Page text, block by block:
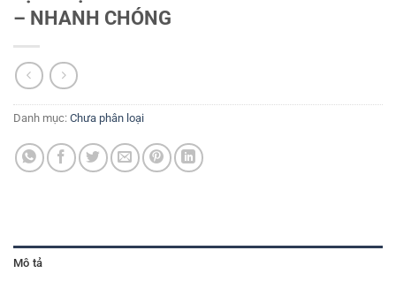
– NHANH CHÓNG
Danh mục: Chưa phân loại
Mô tả